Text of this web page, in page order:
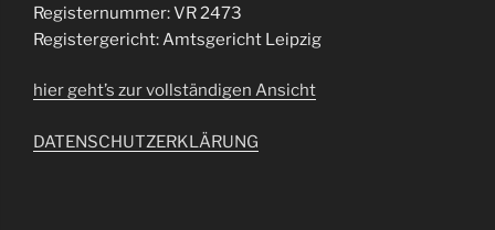
Registernummer: VR 2473
Registergericht: Amtsgericht Leipzig
hier geht’s zur vollständigen Ansicht
DATENSCHUTZERKLÄRUNG